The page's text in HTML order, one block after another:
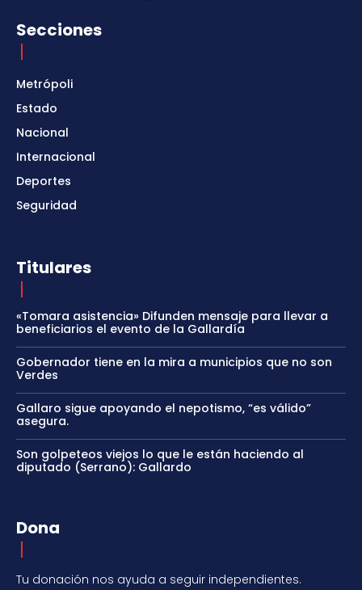
Secciones
Metrópoli
Estado
Nacional
Internacional
Deportes
Seguridad
Titulares
«Tomara asistencia» Difunden mensaje para llevar a
beneficiarios el evento de la Gallardía
Gobernador tiene en la mira a municipios que no son
Verdes
Gallaro sigue apoyando el nepotismo, “es válido”
asegura.
Son golpeteos viejos lo que le están haciendo al
diputado (Serrano): Gallardo
Dona
Tu donación nos ayuda a seguir independientes.